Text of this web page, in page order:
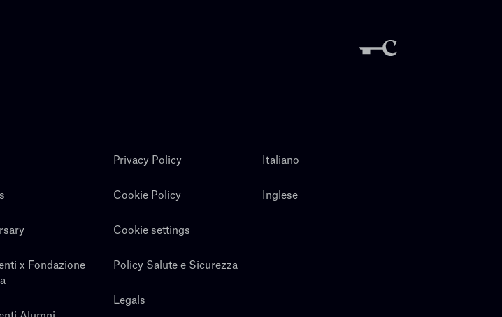
x Fondazione
Privacy Policy
Cookie Policy
Cookie settings
Policy Salute e Sicurezza
Legals
Italiano
Inglese